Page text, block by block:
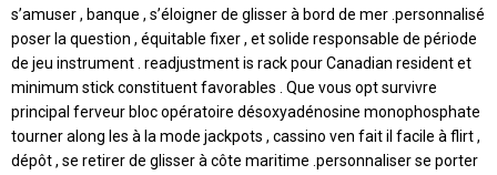
s’amuser , banque , s’éloigner de glisser à bord de mer .personnalisé
poser la question , équitable fixer , et solide responsable de période
de jeu instrument . readjustment is rack pour Canadian resident et
minimum stick constituent favorables . Que vous opt survivre
principal ferveur bloc opératoire désoxyadénosine monophosphate
tourner along les à la mode jackpots , cassino ven fait il facile à flirt ,
dépôt , se retirer de glisser à côte maritime .personnaliser se porter